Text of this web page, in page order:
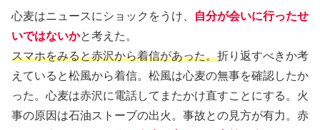
心麦はニュースにショックをうけ、
自分が会いに行ったせ
いではないかと考えた。
スマホをみると赤沢から着信があった。折り返すべきか考
えていると松風から着信。松風は心麦の無事を確認したか
った。心麦は赤沢に電話してまたかけ直すことにする。火
事の原因は石油ストーブの出火。事故との見方が有力。赤